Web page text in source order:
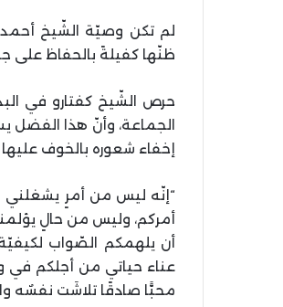
لم تكن وصيّة الشّيخ
ظنّها كفيلةً بالحفاظ على
حرص الشّيخ كفتارو في
الجماعة، وأنّ هذا
إخفاء شعوره بالخوف
“إنّه ليس من أمرٍ يشغلني
أمركم، وليس من حالٍ
أن يلهمكم الصّواب
عناء حياتي من أجلكم في
محبًّا صادقًا تلاشَت نفسٌه